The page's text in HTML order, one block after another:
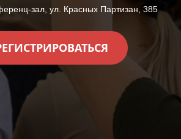
зал, ул. Красных Партизан, 385